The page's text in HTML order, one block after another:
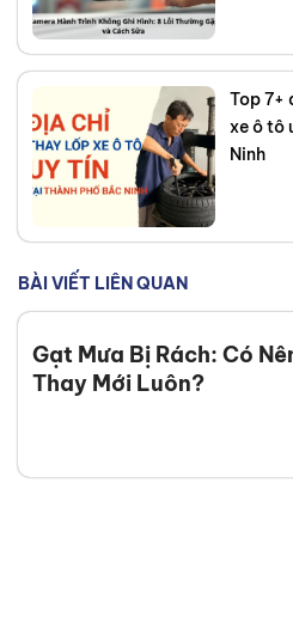
Top 7+
xe ô tô
Ninh
BÀI VIẾT LIÊN QUAN